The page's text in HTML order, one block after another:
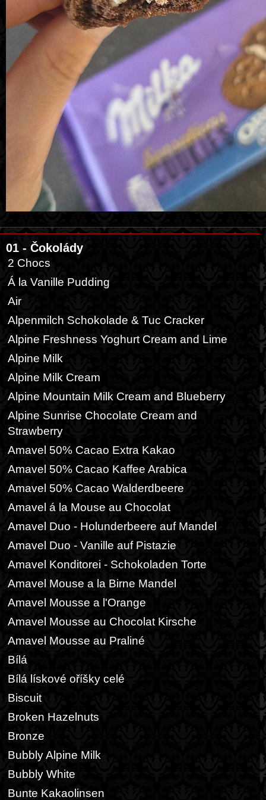
01 - Čokolády
2 Chocs
Á la Vanille Pudding
Air
Alpenmilch Schokolade & Tuc Cracker
Alpine Freshness Yoghurt Cream and Lime
Alpine Milk
Alpine Milk Cream
Alpine Mountain Milk Cream and Blueberry
Alpine Sunrise Chocolate Cream and
Strawberry
Amavel 50% Cacao Extra Kakao
Amavel 50% Cacao Kaffee Arabica
Amavel 50% Cacao Walderdbeere
Amavel á la Mouse au Chocolat
Amavel Duo - Holunderbeere auf Mandel
Amavel Duo - Vanille auf Pistazie
Amavel Konditorei - Schokoladen Torte
Amavel Mouse a la Birne Mandel
Amavel Mousse a l'Orange
Amavel Mousse au Chocolat Kirsche
Amavel Mousse au Praliné
Bílá
Bílá lískové oříšky celé
Biscuit
Broken Hazelnuts
Bronze
Bubbly Alpine Milk
Bubbly White
Bunte Kakaolinsen